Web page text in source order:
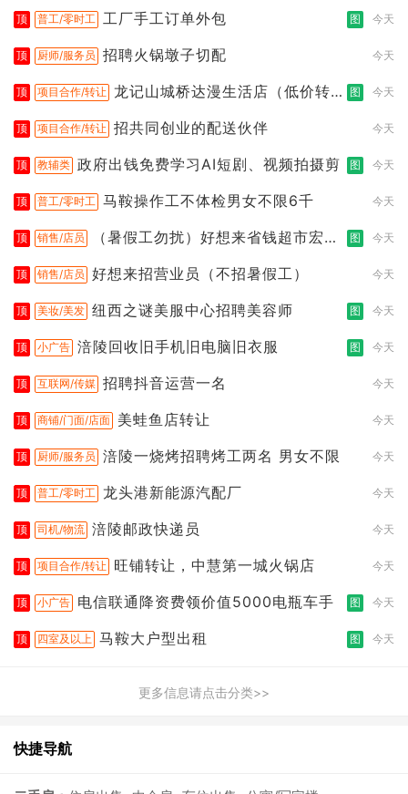
顶 普工/零时工 工厂手工订单外包 图 今天
顶 厨师/服务员 招聘火锅墩子切配 今天
顶 项目合作/转让 龙记山城桥达漫生活店（低价转
图 今天
顶 项目合作/转让 招共同创业的配送伙伴 今天
顶 教辅类 政府出钱免费学习AI短剧、视频拍摄剪 图 今天
顶 普工/零时工 马鞍操作工不体检男女不限6千 今天
顶 销售/店员
（暑假工勿扰）好想来省钱超市宏声
图 今天
顶 销售/店员 好想来招营业员（不招暑假工） 今天
顶 美妆/美发 纽西之谜美服中心招聘美容师 图 今天
顶 小广告 涪陵回收旧手机旧电脑旧衣服 图 今天
顶 互联网/传媒 招聘抖音运营一名 今天
顶 商铺/门面/店面 美蛙鱼店转让 今天
顶 厨师/服务员 涪陵一烧烤招聘烤工两名 男女不限 今天
顶 普工/零时工 龙头港新能源汽配厂 今天
顶 司机/物流 涪陵邮政快递员 今天
顶 项目合作/转让 旺铺转让，中慧第一城火锅店 今天
顶 小广告 电信联通降资费领价值5000电瓶车手 图 今天
顶 四室及以上 马鞍大户型出租 图 今天
更多信息请点击分类>>
快捷导航